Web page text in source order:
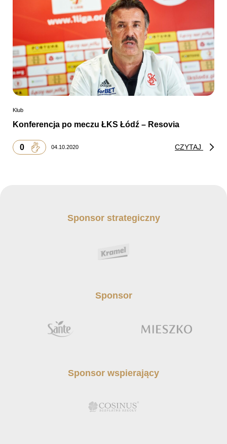
Klub
Konferencja po meczu ŁKS Łódź – Resovia
0 04.10.2020 CZYTAJ
Sponsor strategiczny
Sponsor
Sponsor wspierający